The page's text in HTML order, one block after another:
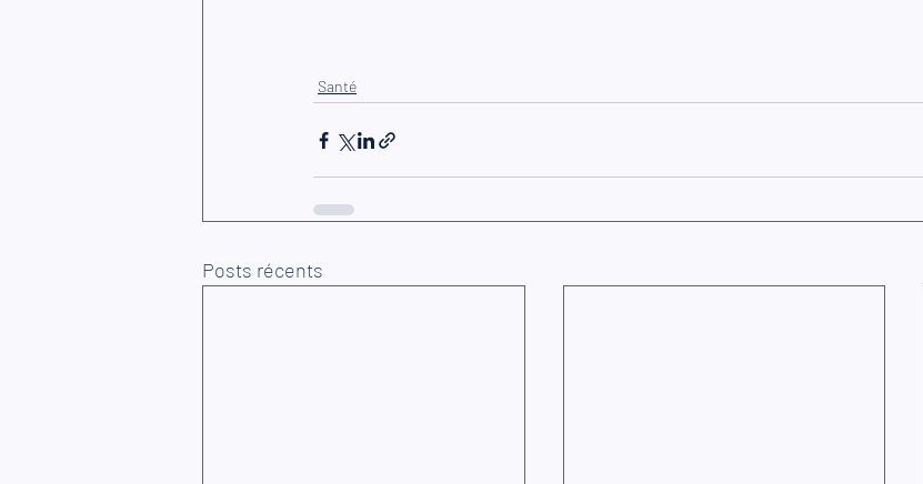
Santé
Posts récents